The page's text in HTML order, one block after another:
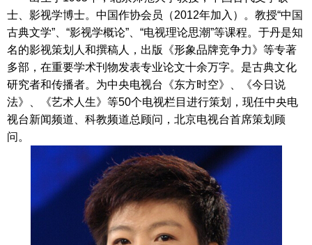
士、影视学博士。中国作协会员（2012年加入）。教授“中国
古典文学”、“影视学概论”、“电视理论思潮”等课程。于丹是知
名的影视策划人和撰稿人，出版《形象品牌竞争力》等专著
多部，在重要学术刊物发表专业论文十余万字。是古典文化
研究者和传播者。为中央电视台《东方时空》、《今日说
法》、《艺术人生》等50个电视栏目进行策划，现任中央电
视台新闻频道、科教频道总顾问，北京电视台首席策划顾
问。